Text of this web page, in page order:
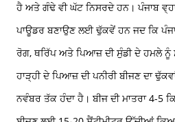
ਹੈ ਅਤੇ ਗੰਢੇ ਵੀ ਘੱਟ ਨਿਸਰਦੇ ਹਨ। ਪੰਜਾਬ
ਪਾਊਡਰ ਬਣਾਉਣ ਲਈ ਢੁੱਕਵੇਂ ਹਨ ਜਦ ਕਿ
ਰੋਗ, ਥਰਿੱਪ ਅਤੇ ਪਿਆਜ਼ ਦੀ ਸੁੰਡੀ ਦੇ ਹਮਲੇ ਨੂੰ
ਹਾੜ੍ਹੀ ਦੇ ਪਿਆਜ਼ ਦੀ ਪਨੀਰੀ ਬੀਜਣ ਦਾ
ਨਵੰਬਰ ਤੱਕ ਹੰਦਾ ਹੈ। ਬੀਜ ਦੀ ਮਾਤਰਾ 4-5